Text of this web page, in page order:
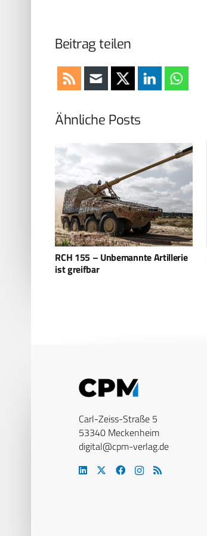
Beitrag teilen
Ähnliche Posts
Die Evolution des Leclerc XLR
Carl-Zeiss-Straße 5
53340 Meckenheim
digital@cpm-verlag.de